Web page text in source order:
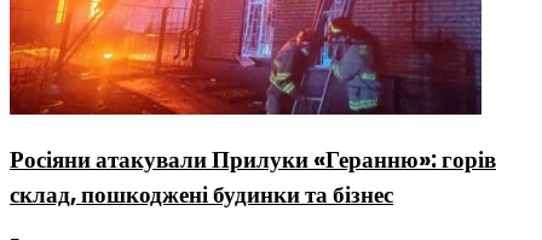
Росіяни атакували Прилуки «Геранню»: горів
склад, пошкоджені будинки та бізнес